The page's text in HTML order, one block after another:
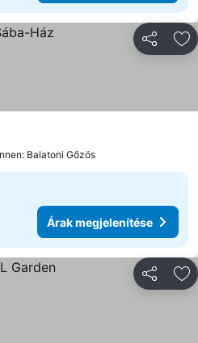
Balatoni Gőzös
Árak megjelenítése